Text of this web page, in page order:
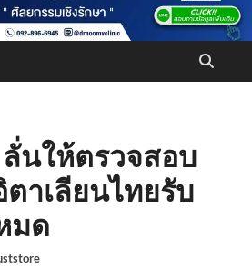
ลั่นให้ตรวจสอบ
ตาเลียนไทยรับ
มด